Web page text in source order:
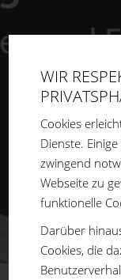
WIR
Cookies
Dienste.
zwingend
Webseite zu
funktionelle
Darüber
Cookies, die